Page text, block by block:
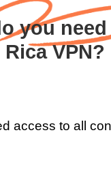
you
Rica VPN?